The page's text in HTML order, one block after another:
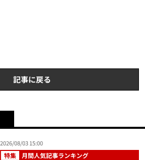
記事に戻る
2026/08/03 15:00
特集 月間人気記事ランキング